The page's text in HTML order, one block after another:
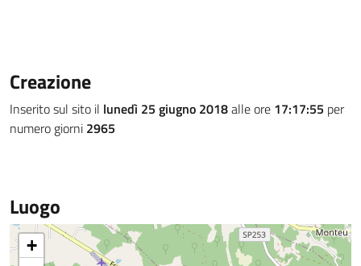
Creazione
Inserito sul sito il lunedì 25 giugno 2018alle ore 17:17:55 per
numero giorni 2965
Luogo
+